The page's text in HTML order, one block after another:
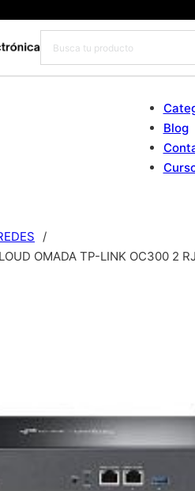
Blog
/
OMADA TP-LINK OC300 2